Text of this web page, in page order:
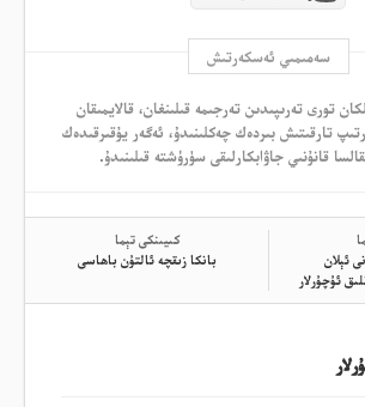
سەمىمىي ئەسكەرتىش
تورى تەرىپىدىن تەرجىمە قىلىنغان، قالايمىقان
تارقىتىش بىردەك چەكلىنىدۇ، ئەگەر يۇقىرقىدەك
قانۇنىي جاۋابكارلىقى سۈرۈشتە قىلىنىدۇ.
كۈنى ئېلان
ئۇچۇرلار
كىيىنكى تېما
بانكا زىقچە ئالتۇن باھاسى